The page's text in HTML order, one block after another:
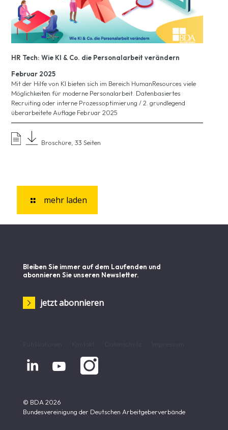
HR Tech: Wie KI & Co. die Personalarbeit verändern
Februar 2025
Mit der Hilfe von KI bieten sich im Bereich HumanResources viele
Möglichkeiten für moderne Personalarbeit. Datenbasiertes
Recruiting oder interne Prozessoptimierung / 2. grundlegend
überarbeitete Auflage Februar 2025
Broschüre, 33 Seiten
mehr laden
Bleiben Sie immer auf dem Laufenden und
abonnieren Sie unseren Newsletter.
jetzt abonnieren
 
© BDA 2026
Bundesvereinigung der Deutschen Arbeitgeberverbände